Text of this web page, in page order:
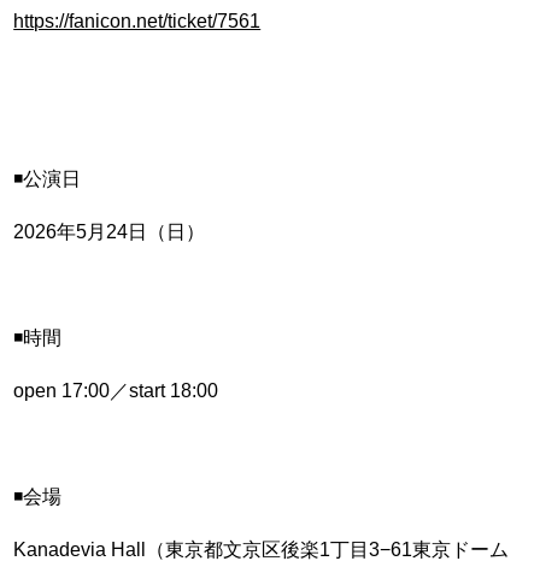
https://fanicon.net/ticket/7561
◾️公演日
2026年5月24日（日）
◾️時間
open 17:00／start 18:00
◾️会場
Kanadevia Hall（東京都文京区後楽1丁目3−61東京ドーム